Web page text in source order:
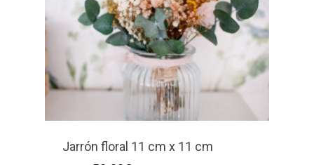
Jarrón floral 11 cm x 11 cm